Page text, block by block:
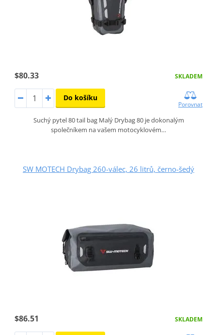
$80.33 SKLADEM
Do košíku
Porovnat
Suchý pytel 80 tail bag Malý Drybag 80 je dokonalým
společníkem na vašem motocyklovém…
SW MOTECH Drybag 260-válec, 26 litrů, černo-šedý
$86.51 SKLADEM